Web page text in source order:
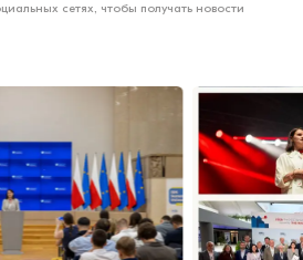
сетях, чтобы получать новости